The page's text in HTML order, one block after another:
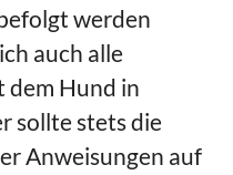
werden
auch alle
dem Hund in
sollte stets die
Anweisungen auf